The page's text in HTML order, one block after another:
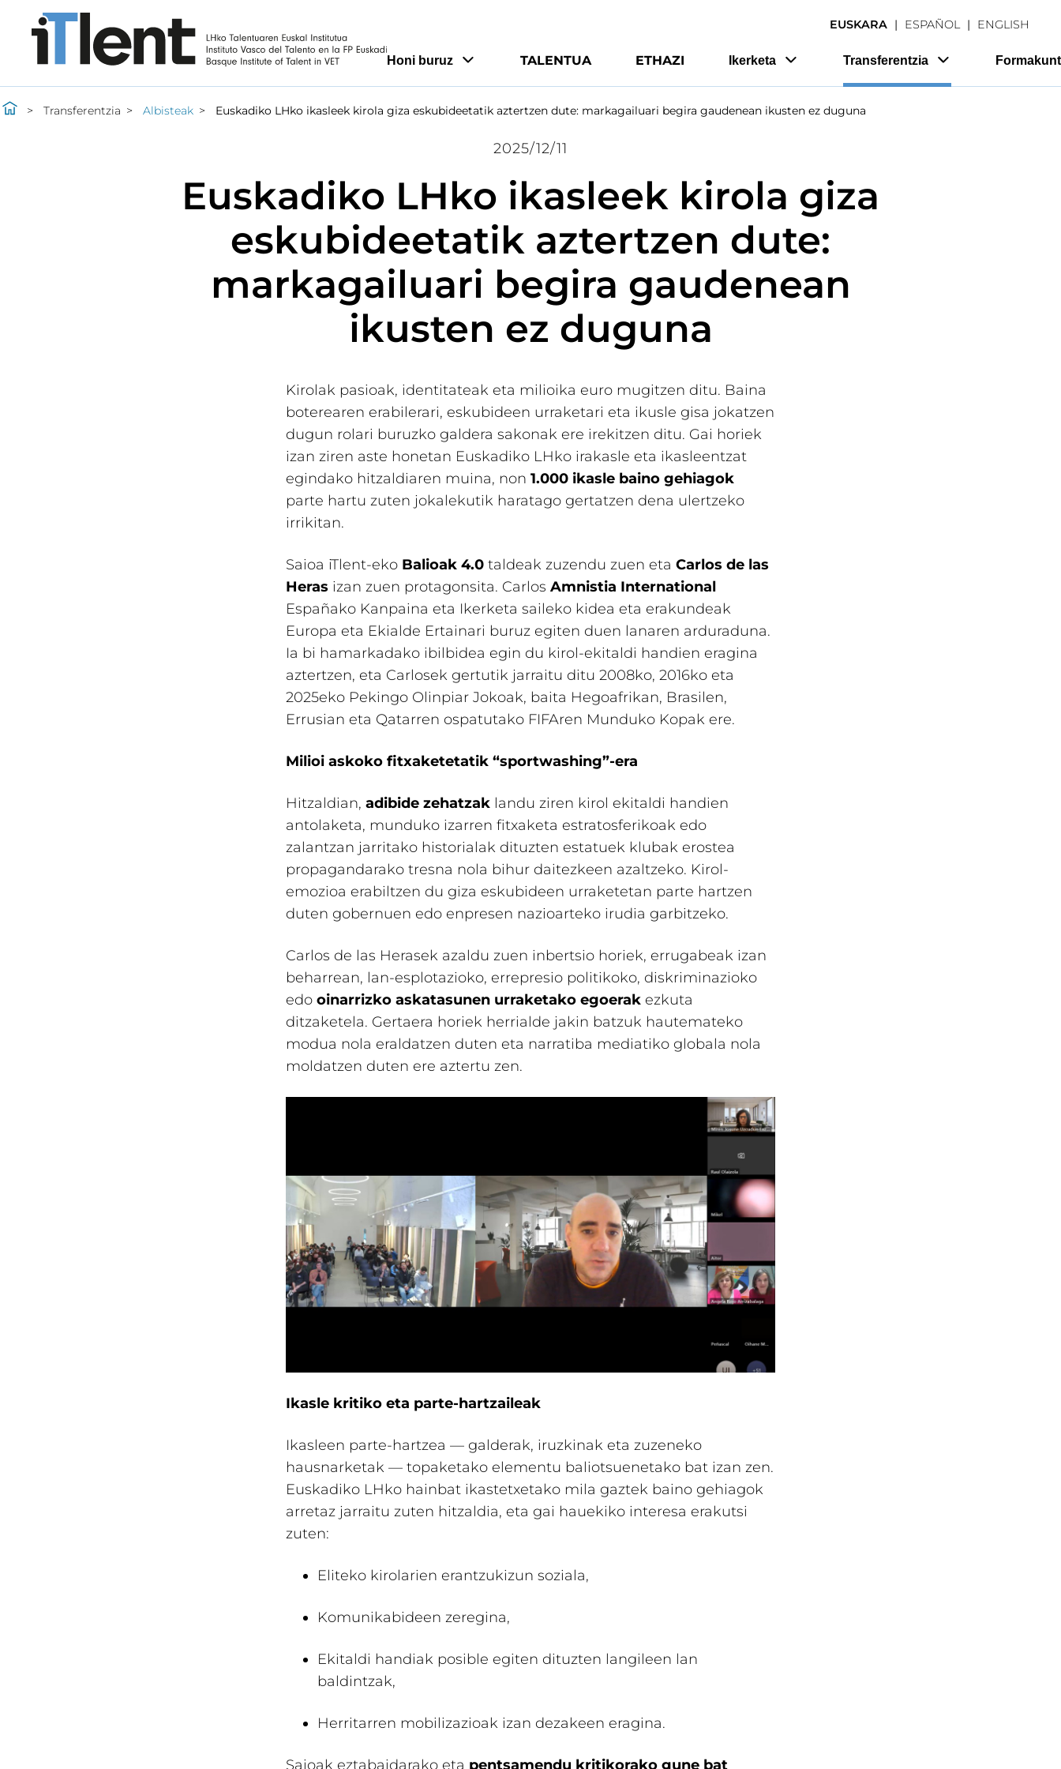
EUSKARA ESPAÑOL ENGLISH
Honi buruz TALENTUA ETHAZI Ikerketa Transferentzia
Transferentzia Albisteak Euskadiko LHko ikasleek kirola giza eskubideetatik aztertzen dute: markagailuari begira gaudenean ikusten ez duguna
2025/12/11
Euskadiko LHko ikasleek kirola giza
eskubideetatik aztertzen dute:
markagailuari begira gaudenean
ikusten ez duguna
Kirolak pasioak, identitateak eta milioika euro mugitzen ditu. Baina
boterearen erabilerari, eskubideen urraketari eta ikusle gisa jokatzen
dugun rolari buruzko galdera sakonak ere irekitzen ditu. Gai horiek
izan ziren aste honetan Euskadiko LHko irakasle eta ikasleentzat
egindako hitzaldiaren muina, non 1.000 ikasle baino gehiagok
parte hartu zuten jokalekutik haratago gertatzen dena ulertzeko
irrikitan.
Saioa iTlent-eko Balioak 4.0 taldeak zuzendu zuen eta Carlos de las
Heras izan zuen protagonsita. Carlos Amnistia International
Españako Kanpaina eta Ikerketa saileko kidea eta erakundeak
Europa eta Ekialde Ertainari buruz egiten duen lanaren arduraduna.
Ia bi hamarkadako ibilbidea egin du kirol-ekitaldi handien eragina
aztertzen, eta Carlosek gertutik jarraitu ditu 2008ko, 2016ko eta
2025eko Pekingo Olinpiar Jokoak, baita Hegoafrikan, Brasilen,
Errusian eta Qatarren ospatutako FIFAren Munduko Kopak ere.
Milioi askoko fitxaketetatik “sportwashing”-era
Hitzaldian, adibide zehatzak landu ziren kirol ekitaldi handien
antolaketa, munduko izarren fitxaketa estratosferikoak edo
zalantzan jarritako historialak dituzten estatuek klubak erostea
propagandarako tresna nola bihur daitezkeen azaltzeko. Kirol-
emozioa erabiltzen du giza eskubideen urraketetan parte hartzen
duten gobernuen edo enpresen nazioarteko irudia garbitzeko.
Carlos de las Herasek azaldu zuen inbertsio horiek, errugabeak izan
beharrean, lan-esplotazioko, errepresio politikoko, diskriminazioko
edo oinarrizko askatasunen urraketako egoerak ezkuta
ditzaketela. Gertaera horiek herrialde jakin batzuk hautemateko
modua nola eraldatzen duten eta narratiba mediatiko globala nola
moldatzen duten ere aztertu zen.
Ikasle kritiko eta parte-hartzaileak
Ikasleen parte-hartzea — galderak, iruzkinak eta zuzeneko
hausnarketak — topaketako elementu baliotsuenetako bat izan zen.
Euskadiko LHko hainbat ikastetxetako mila gaztek baino gehiagok
arretaz jarraitu zuten hitzaldia, eta gai hauekiko interesa erakutsi
zuten:
Eliteko kirolarien erantzukizun soziala,
Komunikabideen zeregina,
Ekitaldi handiak posible egiten dituzten langileen lan
baldintzak,
Herritarren mobilizazioak izan dezakeen eragina.
Saioak eztabaidarako eta pentsamendu kritikorako gune bat